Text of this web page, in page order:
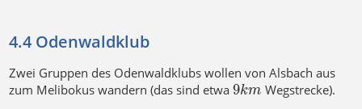
4.4 Odenwaldklub
Zwei Gruppen des Odenwaldklubs wollen von Alsbach aus
zum Melibokus wandern (das sind etwa9km Wegstrecke).